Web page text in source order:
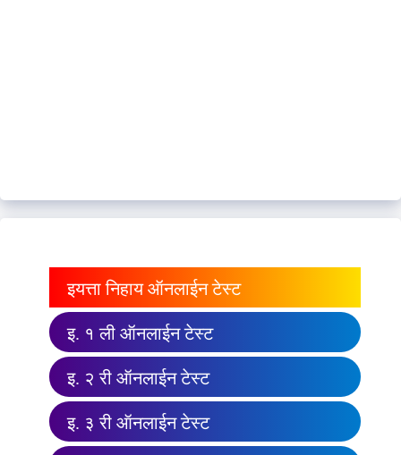
इयत्ता निहाय ऑनलाईन टेस्ट
इ. १ ली ऑनलाईन टेस्ट
इ. २ री ऑनलाईन टेस्ट
इ. ३ री ऑनलाईन टेस्ट